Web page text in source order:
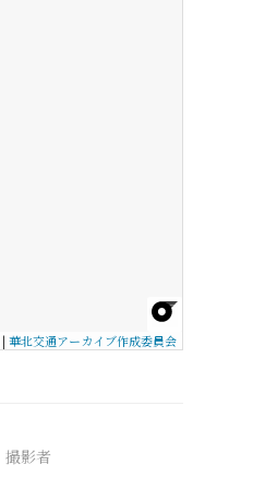
| 華北交通アーカイブ作成委員会
撮影者